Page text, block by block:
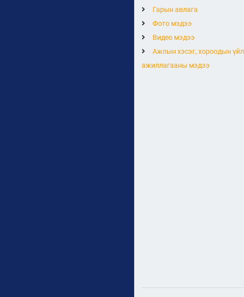
Гарын авлага
Фото мэдээ
Видео мэдээ
Ажлын хэсэг, хороодын үйл
ажиллагааны мэдээ